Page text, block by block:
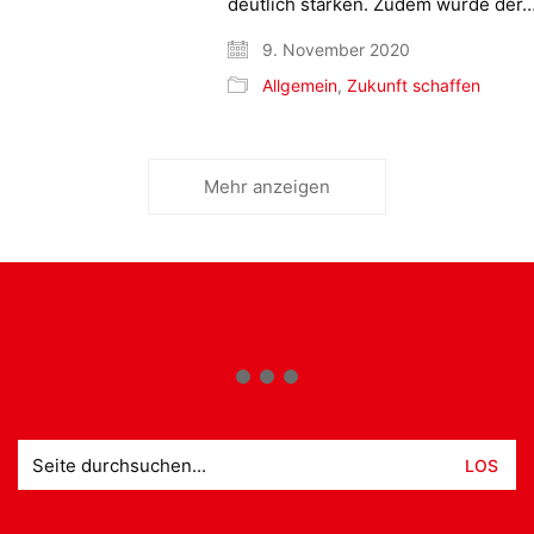
9. November 2020
Allgemein,Zukunft schaffen
Mehr anzeigen
nach: